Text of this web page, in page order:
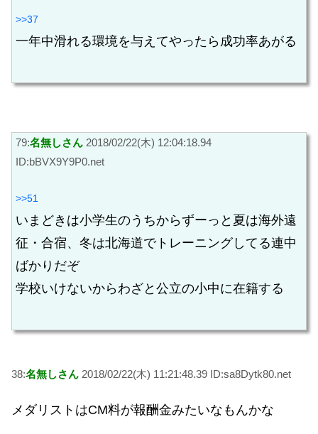
>>37
一年中滑れる環境を与えてやったら成功率あがる
79:名無しさん 2018/02/22(木) 12:04:18.94
ID:bBVX9Y9P0.net
>>51
いまどきは小学生のうちからずーっと夏は海外遠
征・合宿、冬は北海道でトレーニングしてる連中
ばかりだぞ
学校いけないからわざと公立の小中に在籍する
38:名無しさん 2018/02/22(木) 11:21:48.39 ID:sa8Dytk80.net
メダリストはCM料が報酬金みたいなもんかな